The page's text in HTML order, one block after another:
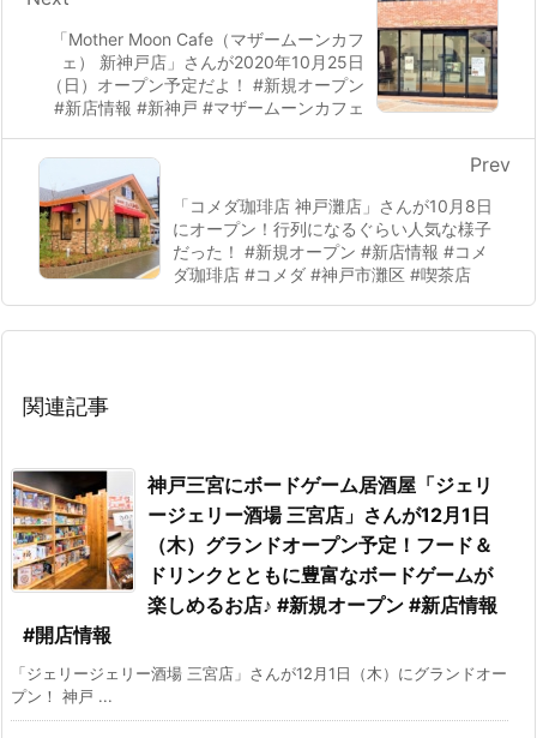
「Mother Moon Cafe（マザームーンカフ
ェ） 新神戸店」さんが2020年10月25日
（日）オープン予定だよ！ #新規オープン
#新店情報 #新神戸 #マザームーンカフェ
「コメダ珈琲店 神戸灘店」さんが10月8日
にオープン！行列になるぐらい人気な様子
だった！ #新規オープン #新店情報 #コメ
ダ珈琲店 #コメダ #神戸市灘区 #喫茶店
Prev
関連記事
神戸三宮にボードゲーム居酒屋「ジェリ
ージェリー酒場 三宮店」さんが12月1日
（木）グランドオープン予定！フード＆
ドリンクとともに豊富なボードゲームが
楽しめるお店♪ #新規オープン #新店情報
#開店情報
「ジェリージェリー酒場 三宮店」さんが12月1日（木）にグランドオー
プン！ 神戸 ...